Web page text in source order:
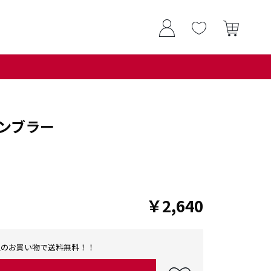
ブラー
￥2,640
お買い物で送料無料！！